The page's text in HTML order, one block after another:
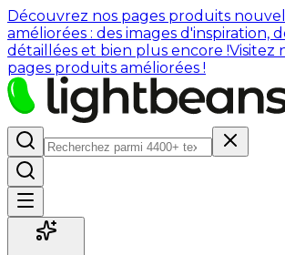
Découvrez nos pages produits
améliorées : des images d'inspiration,
détaillées et bien plus encore !Visitez
pages produits améliorées !